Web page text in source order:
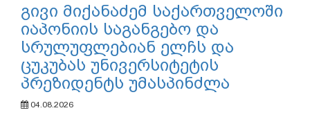
გივი მიქანაძემ საქართველოში
იაპონიის საგანგებო და
სრულუფლებიან ელჩს და
ცუკუბას უნივერსიტეტის
პრეზიდენტს უმასპინძლა
04.08.2026